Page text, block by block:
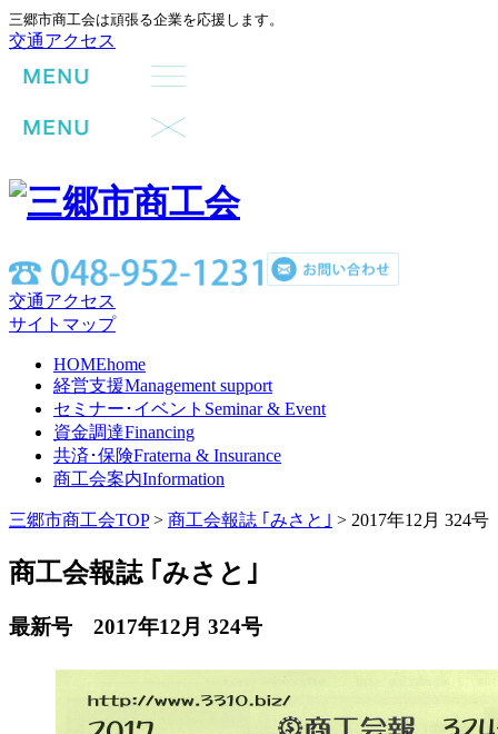
三郷市商工会は頑張る企業を応援します。
交通アクセス
交通アクセス
サイトマップ
HOMEhome
経営支援Management support
セミナー･イベント Seminar & Event
資金調達Financing
共済･保険Fraterna & Insurance
商工会案内Information
三郷市商工会TOP> 商工会報誌 ｢みさと｣ > 2017年12月 324号
商工会報誌 ｢みさと｣
最新号 2017年12月 324号